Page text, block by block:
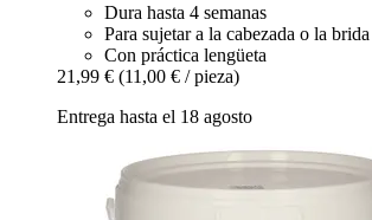
Dura hasta 4 semanas
Para sujetar a la cabezada o la brida
Con práctica lengüeta
21,99 € (11,00 € / pieza)
Entrega hasta el 18 agosto